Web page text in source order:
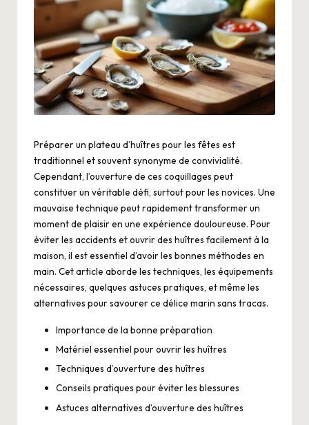
Préparer un plateau d’huîtres pour les fêtes est
traditionnel et souvent synonyme de convivialité.
Cependant, l’ouverture de ces coquillages peut
constituer un véritable défi, surtout pour les novices. Une
mauvaise technique peut rapidement transformer un
moment de plaisir en une expérience douloureuse. Pour
éviter les accidents et ouvrir des huîtres facilement à la
maison, il est essentiel d’avoir les bonnes méthodes en
main. Cet article aborde les techniques, les équipements
nécessaires, quelques astuces pratiques, et même les
alternatives pour savourer ce délice marin sans tracas.
Importance de la bonne préparation
Matériel essentiel pour ouvrir les huîtres
Techniques d’ouverture des huîtres
Conseils pratiques pour éviter les blessures
Astuces alternatives d’ouverture des huîtres